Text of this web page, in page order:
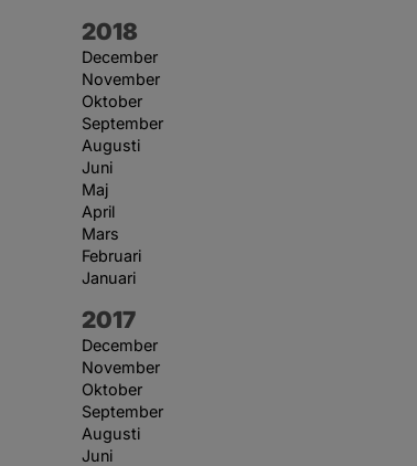
År:
2018
December
November
Oktober
September
Augusti
Juni
Maj
April
Mars
Februari
Januari
År:
2017
December
November
Oktober
September
Augusti
Juni